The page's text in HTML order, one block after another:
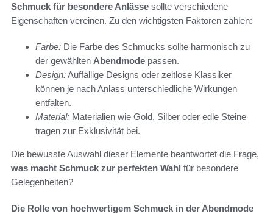
Schmuck für besondere Anlässe sollte verschiedene
Eigenschaften vereinen. Zu den wichtigsten Faktoren zählen:
Farbe: Die Farbe des Schmucks sollte harmonisch zu
der gewählten Abendmode passen.
Design:Auffällige Designs oder zeitlose Klassiker
können je nach Anlass unterschiedliche Wirkungen
entfalten.
Material: Materialien wie Gold, Silber oder edle Steine
tragen zur Exklusivität bei.
Die bewusste Auswahl dieser Elemente beantwortet die Frage,
was macht Schmuck zur perfekten Wahl für besondere
Gelegenheiten?
Die Rolle von hochwertigem Schmuck in der Abendmode